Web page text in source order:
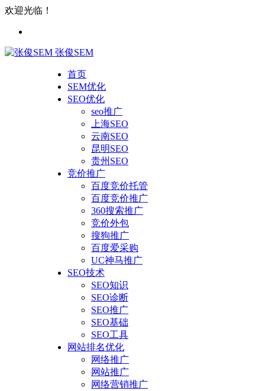
欢迎光临！
张俊SEM
首页
SEM优化
SEO优化
seo推广
上海SEO
云南SEO
昆明SEO
贵州SEO
竞价推广
百度竞价托管
百度竞价推广
360搜索推广
竞价外包
搜狗推广
百度爱采购
UC神马推广
SEO技术
SEO知识
SEO诊断
SEO推广
SEO基础
SEO工具
网站排名优化
网络推广
网站推广
网络营销推广